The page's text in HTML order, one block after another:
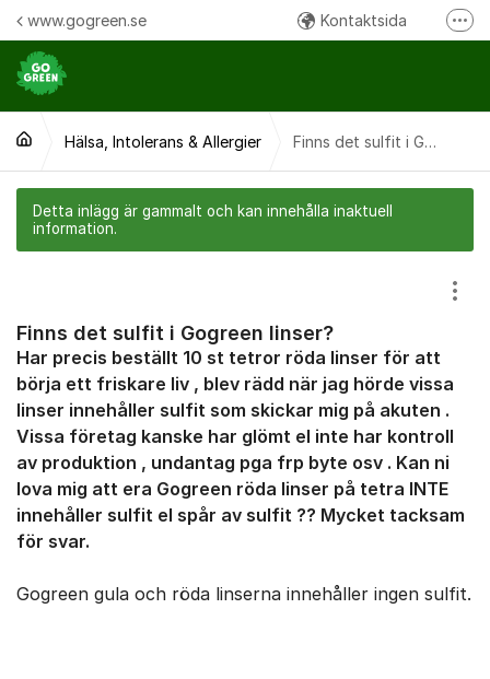
Hoppa till innehåll
www.gogreen.se Kontaktsida
Ring oss:
Hälsa, Intolerans & Allergier Finns det sulfit i Gogreen linser?
Detta inlägg är gammalt och kan innehålla inaktuell
information.
Finns det sulfit i Gogreen linser?
Har precis beställt 10 st tetror röda linser för att
börja ett friskare liv , blev rädd när jag hörde vissa
linser innehåller sulfit som skickar mig på akuten .
Vissa företag kanske har glömt el inte har kontroll
av produktion , undantag pga frp byte osv . Kan ni
lova mig att era Gogreen röda linser på tetra INTE
innehåller sulfit el spår av sulfit ?? Mycket tacksam
för svar.
Gogreen gula och röda linserna innehåller ingen sulfit.